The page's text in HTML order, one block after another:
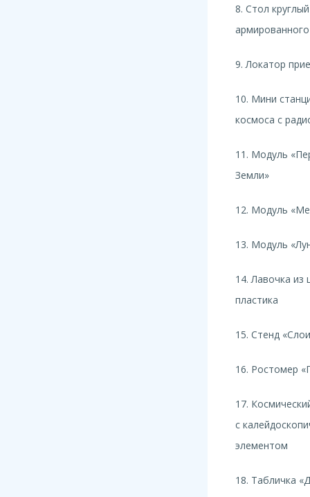
8. Стол
9. Локатор
10. Мини
космоса с
11. Модуль
Земли»
12. Модуль
13. Модуль
14. Лавочка из
пластика
15. Стенд
16. Ростомер
17.
с
элементом
18. Табличка